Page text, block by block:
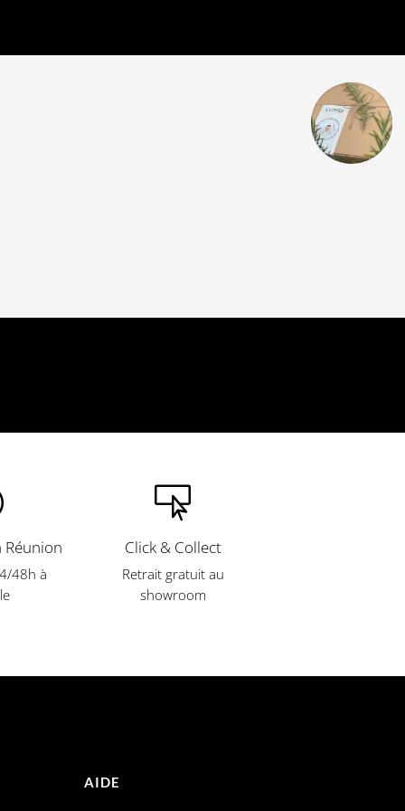
Réunion
48h à

Click & Collect
Retrait gratuit au
showroom
AIDE